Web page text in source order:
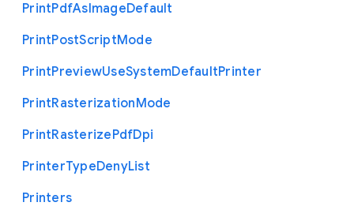
PrintPdfAsImageDefault
PrintPostScriptMode
PrintPreviewUseSystemDefaultPrinter
PrintRasterizationMode
PrintRasterizePdfDpi
PrinterTypeDenyList
Printers